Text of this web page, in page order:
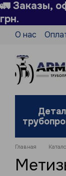
Перейти к
🚛 Заказы,
грн.
О нас
Политика
Главная